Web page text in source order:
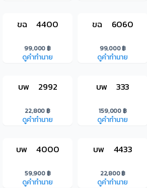
ขฉ 4400
99,000 ฿
ดูคำทำนาย
ขฉ 6060
99,000 ฿
ดูคำทำนาย
บพ 2992
22,800 ฿
ดูคำทำนาย
บพ 333
159,000 ฿
ดูคำทำนาย
บพ 4000
59,900 ฿
ดูคำทำนาย
บพ 4433
22,800 ฿
ดูคำทำนาย